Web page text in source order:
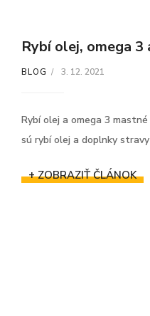
BLOG 3. 12. 2021
Rybí olej, omega
Rybí olej a omega 3
sú rybí olej a doplnky
+ ZOBRAZIŤ ČLÁNOK